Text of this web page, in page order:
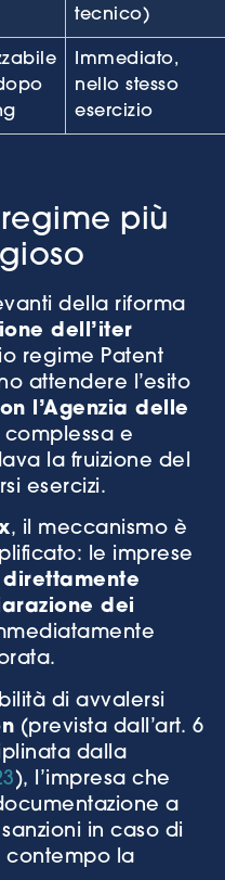
tecnico)
Immediato,
nello stesso
esercizio
regime più
della riforma
dell’iter
regime Patent
attendere l’esito
l’Agenzia delle
e
la fruizione del
esercizi.
, il meccanismo è
le imprese
dei
di avvalersi
(prevista dall’art. 6
dalla
), l’impresa che
a
in caso di
contempo la